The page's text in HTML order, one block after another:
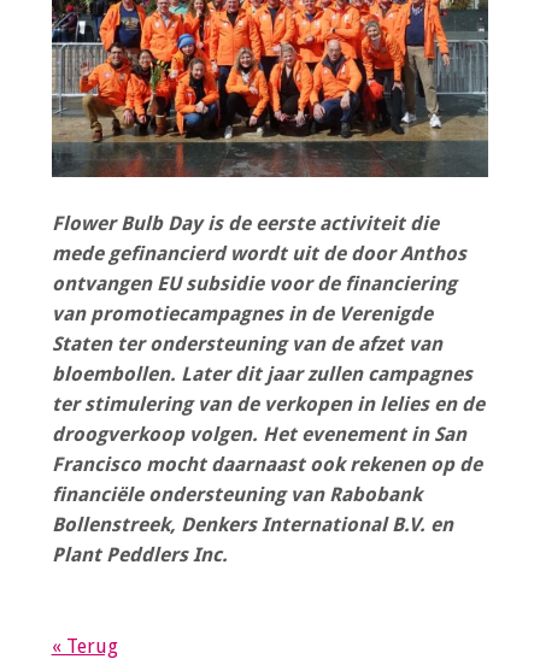
Flower Bulb Day is de eerste activiteit die
mede gefinancierd wordt uit de door Anthos
ontvangen EU subsidie voor de financiering
van promotiecampagnes in de Verenigde
Staten ter ondersteuning van de afzet van
bloembollen. Later dit jaar zullen campagnes
ter stimulering van de verkopen in lelies en de
droogverkoop volgen. Het evenement in San
Francisco mocht daarnaast ook rekenen op de
financiële ondersteuning van Rabobank
Bollenstreek, Denkers International B.V. en
Plant Peddlers Inc.
« Terug